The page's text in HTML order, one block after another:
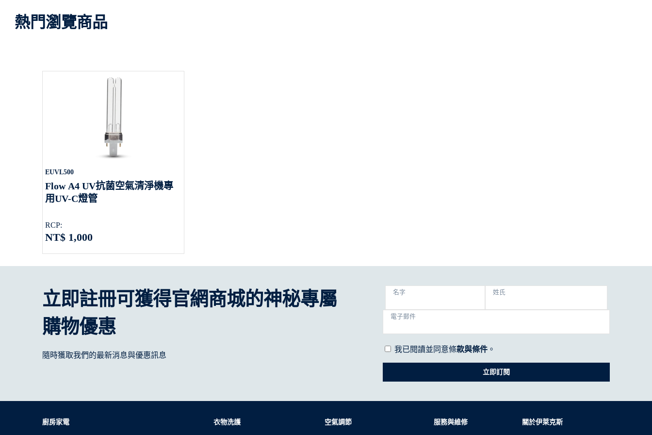
熱門瀏覽商品
EUVL500
Flow A4 UV抗菌空氣清淨機專
用UV-C燈管
RCP:
NT$ 1,000
立即註冊可獲得官網商城的神秘專屬
購物優惠
隨時獲取我們的最新消息與優惠訊息
名字 姓氏
電子郵件
我已閱讀並同意條款與條件 。
立即訂閱
廚房家電 衣物洗護 空氣調節 服務與維修 關於伊萊克斯